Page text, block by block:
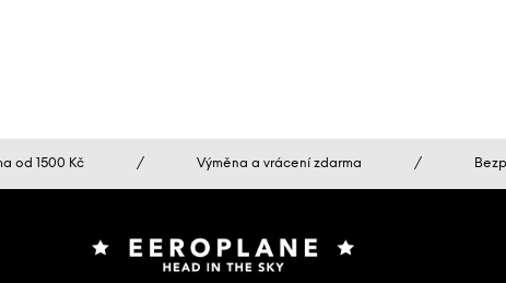
od 1500 Kč / Výměna a vrácení zdarma /